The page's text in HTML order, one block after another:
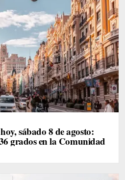
sábado 8 de agosto:
grados en la Comunidad